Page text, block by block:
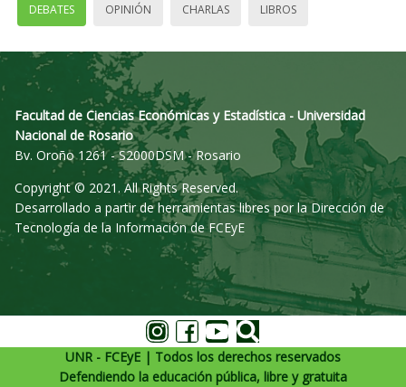
DEBATES OPINIÓN CHARLAS LIBROS
Facultad de Ciencias Económicas y Estadística - Universidad
Nacional de Rosario
Bv. Oroño 1261 - S2000DSM - Rosario
Copyright © 2021. All Rights Reserved.
Desarrollado a partir de herramientas libres por la Dirección de
Tecnología de la Información de FCEyE
UNR - FCEyE | Todos los derechos reservados
Defendiendo la educación pública, libre y gratuita